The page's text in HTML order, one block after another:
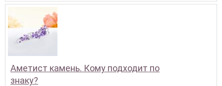
Аметист камень. Кому подходит по
знаку?